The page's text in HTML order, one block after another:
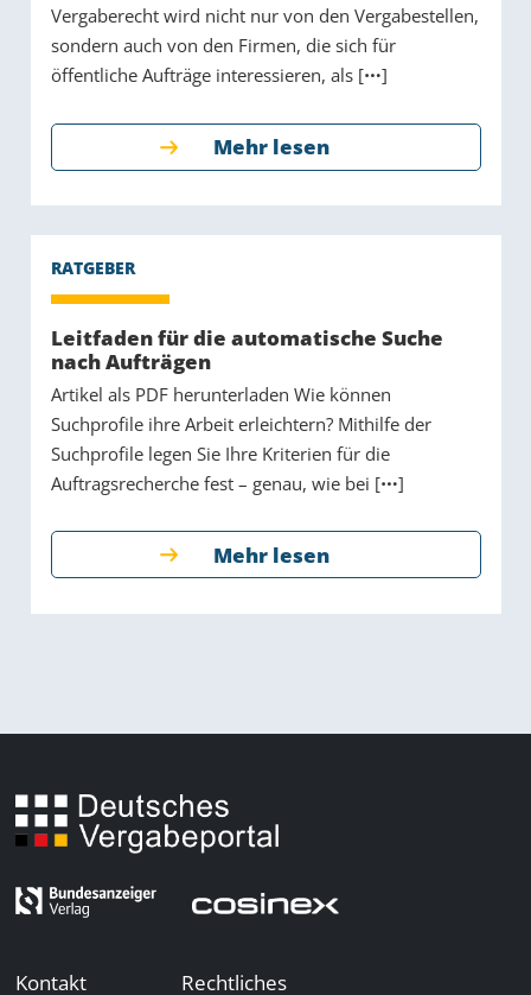
Vergaberecht wird nicht nur von den Vergabestellen,
sondern auch von den Firmen, die sich für
öffentliche Aufträge interessieren, als [
]
Mehr lesen
Leitfaden für die automatische Suche
nach Aufträgen
Artikel als PDF herunterladen Wie können
Suchprofile ihre Arbeit erleichtern? Mithilfe der
Suchprofile legen Sie Ihre Kriterien für die
Auftragsrecherche fest – genau, wie bei [
]
Mehr lesen
Kontakt Rechtliches